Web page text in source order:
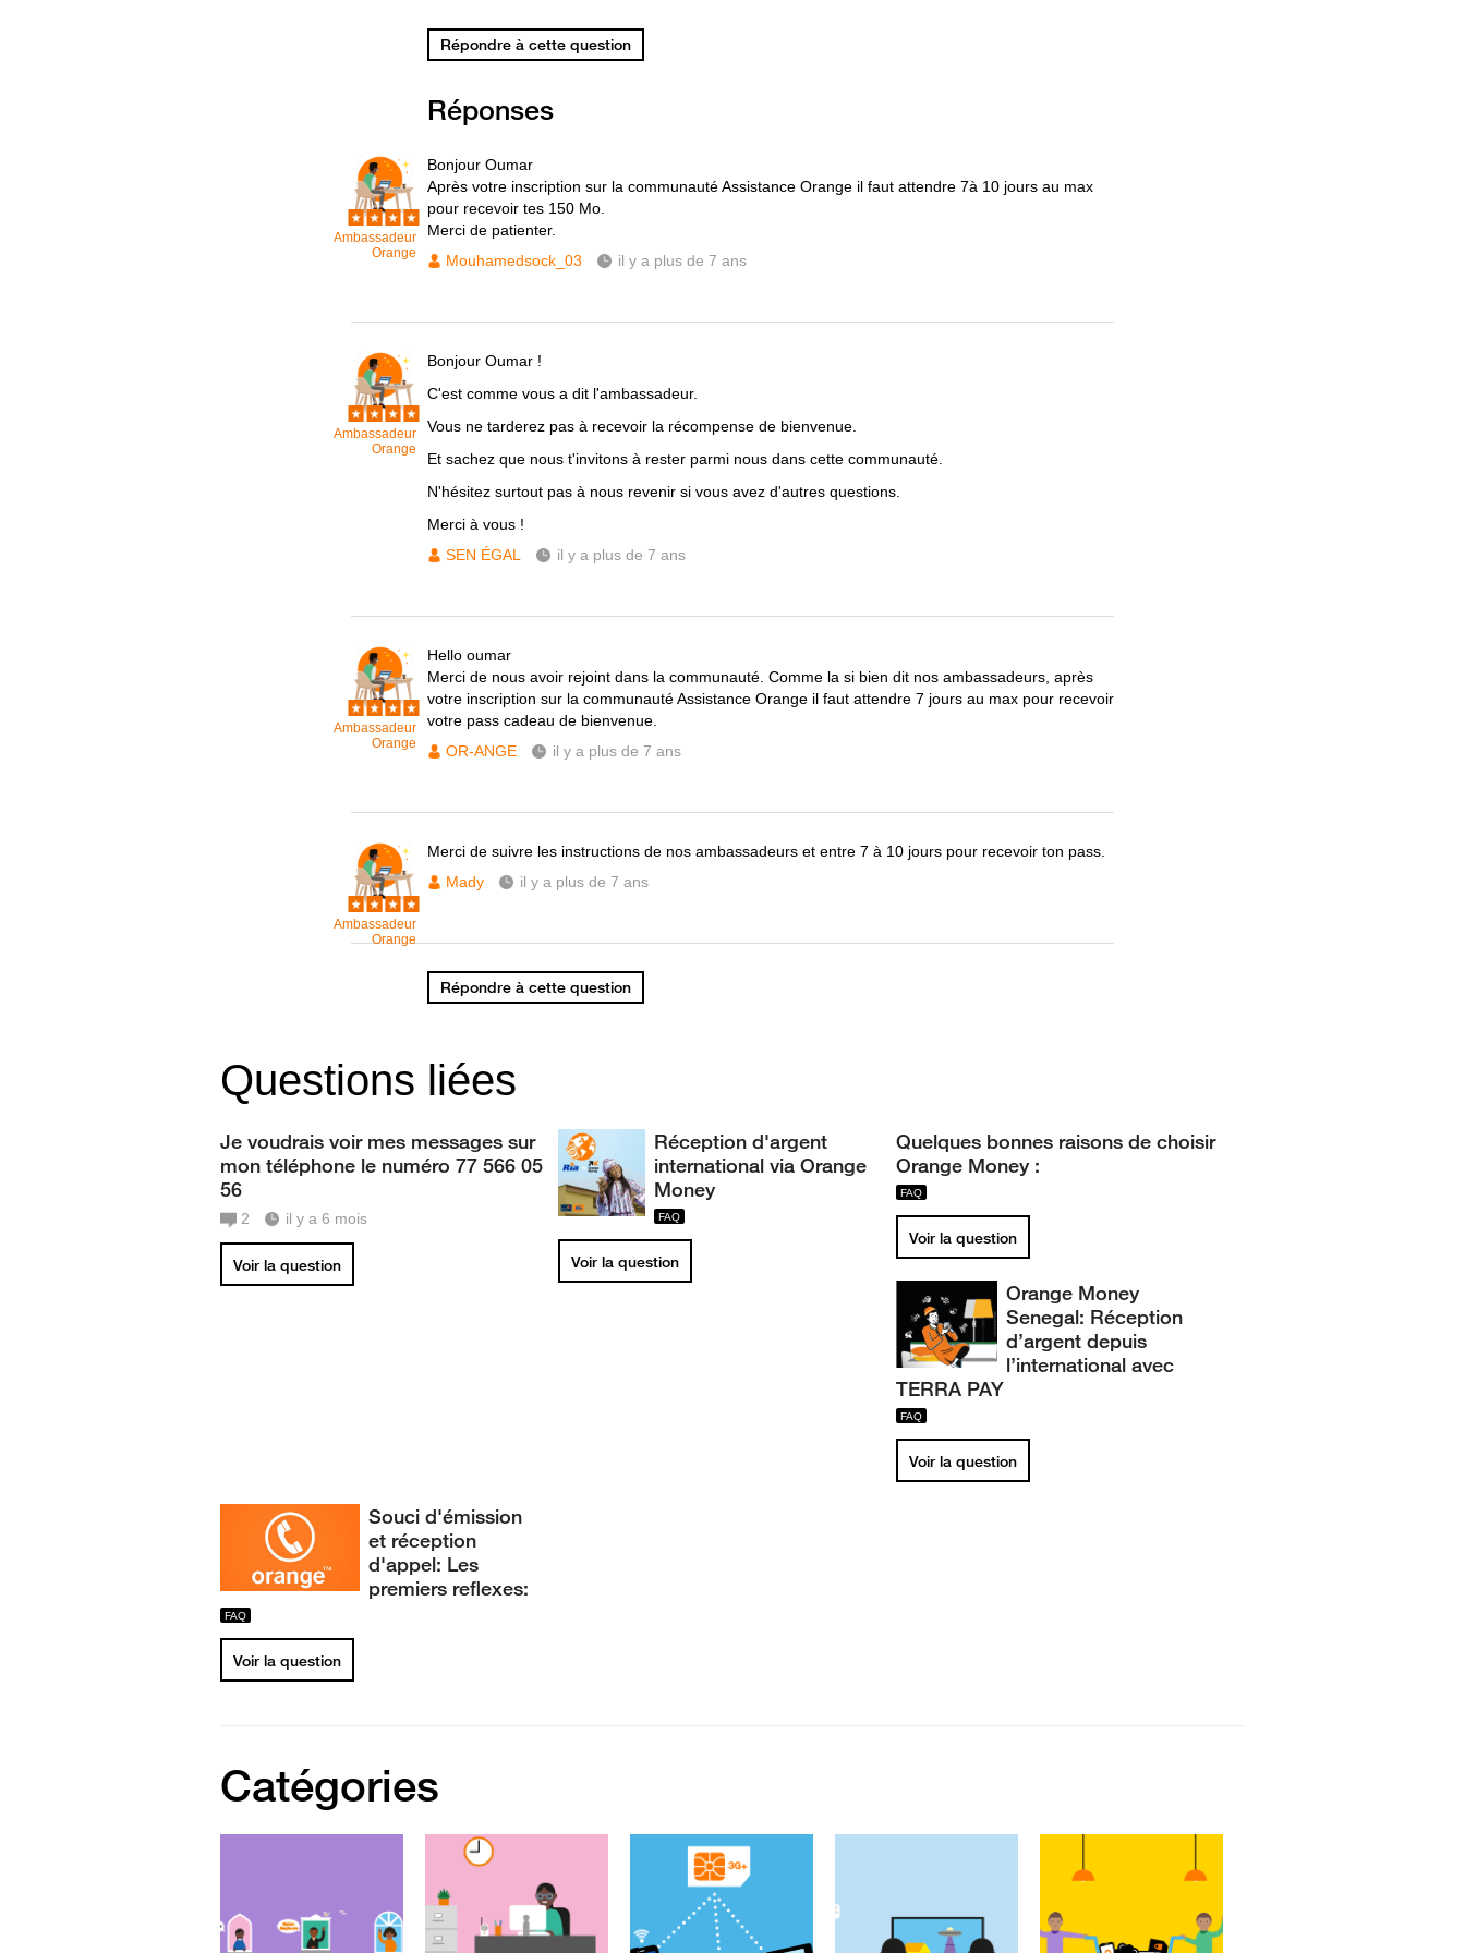
Répondre à cette question
Réponses
Ambassadeur
Orange
Bonjour Oumar
Après votre inscription sur la communauté Assistance Orange il faut attendre 7à 10 jours au max
pour recevoir tes 150 Mo.
Merci de patienter.
Mouhamedsock_03
il y a plus de 7 ans
Ambassadeur
Orange
Bonjour Oumar !
C'est comme vous a dit l'ambassadeur.
Vous ne tarderez pas à recevoir la récompense de bienvenue.
Et sachez que nous t'invitons à rester parmi nous dans cette communauté.
N'hésitez surtout pas à nous revenir si vous avez d'autres questions.
Merci à vous !
SEN ÉGAL
il y a plus de 7 ans
Ambassadeur
Orange
Hello oumar
Merci de nous avoir rejoint dans la communauté. Comme la si bien dit nos ambassadeurs, après
votre inscription sur la communauté Assistance Orange il faut attendre 7 jours au max pour recevoir
votre pass cadeau de bienvenue.
OR-ANGE
il y a plus de 7 ans
Ambassadeur
Orange
Merci de suivre les instructions de nos ambassadeurs et entre 7 à 10 jours pour recevoir ton pass.
Mady
il y a plus de 7 ans
Répondre à cette question
Questions liées
Je voudrais voir mes messages sur
mon téléphone le numéro 77 566 05
56
2 il y a 6 mois
Voir la question
Réception d'argent
international via Orange
Money
Voir la question
Quelques bonnes raisons de choisir
Orange Money :
Voir la question
Orange Money
Senegal: Réception
d’argent depuis
l’international avec
TERRA PAY
Voir la question
Souci d'émission
et réception
d'appel: Les
premiers reflexes:
Voir la question
Catégories